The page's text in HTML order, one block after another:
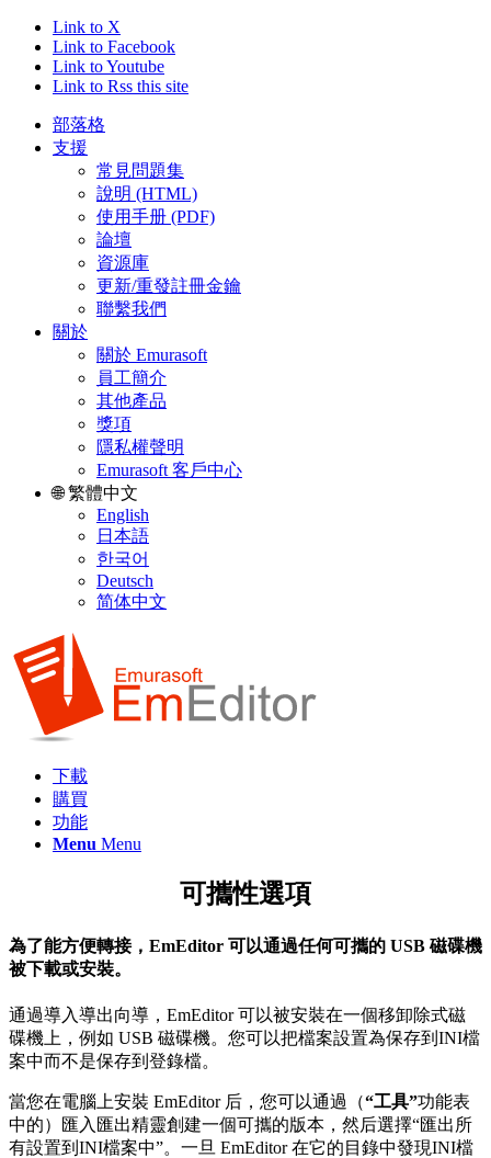
Link to X
Link to Facebook
Link to Youtube
Link to Rss this site
部落格
支援
常見問題集
說明 (HTML)
使用手册 (PDF)
論壇
資源庫
更新/重發註冊金鑰
聯繫我們
關於
關於 Emurasoft
員工簡介
其他產品
獎項
隱私權聲明
Emurasoft 客戶中心
🌐 繁體中文
English
日本語
한국어
Deutsch
简体中文
下載
購買
功能
Menu Menu
可攜性選項
為了能方便轉接，EmEditor 可以通過任何可攜的 USB 磁碟機
被下載或安裝。
通過導入導出向導，EmEditor 可以被安裝在一個移卸除式磁
碟機上，例如 USB 磁碟機。您可以把檔案設置為保存到INI檔
案中而不是保存到登錄檔。
當您在電腦上安裝 EmEditor 后，您可以通過（“工具”功能表
中的）匯入匯出精靈創建一個可攜的版本，然后選擇“匯出所
有設置到INI檔案中”。一旦 EmEditor 在它的目錄中發現INI檔